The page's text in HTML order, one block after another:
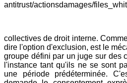
antitrust/actionsdamages/
collectives de droit interne.
dire l'option d'exclusion, est le
groupe défini par un juge sur des
l'instance tant qu'ils ne se sont
une période prédéterminée.